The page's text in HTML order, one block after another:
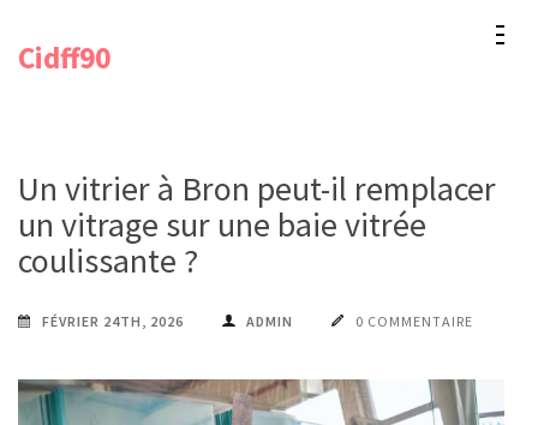
Cidff90
Un vitrier à Bron peut-il remplacer
un vitrage sur une baie vitrée
coulissante ?
FÉVRIER 24TH, 2026 ADMIN 0 COMMENTAIRE